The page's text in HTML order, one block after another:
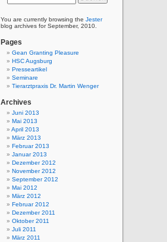
You are currently browsing the Jester
blog archives for September, 2010.
Pages
Gean Granting Pleasure
HSC Augsburg
Presseartikel
Seminare
Tierarztpraxis Dr. Martin Wenger
Archives
Juni 2013
Mai 2013
April 2013
März 2013
Februar 2013
Januar 2013
Dezember 2012
November 2012
September 2012
Mai 2012
März 2012
Februar 2012
Dezember 2011
Oktober 2011
Juli 2011
März 2011